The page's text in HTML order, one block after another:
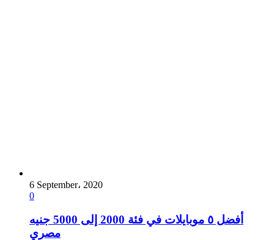
6 September، 2020
0
أفضل ٥ موبايلات في فئة 2000 إلى 5000 جنيه
مصري